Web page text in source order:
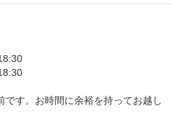
す。お時間に余裕を持ってお越し